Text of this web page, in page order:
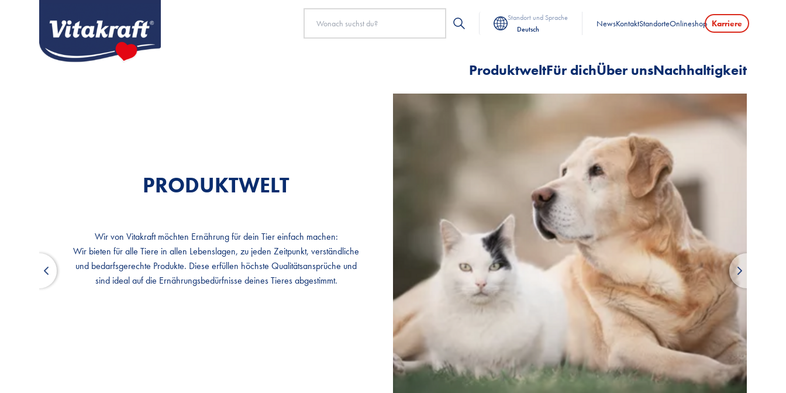
Standort und Sprache
Deutsch
NewsKontaktStandorteOnlineshop Karriere
ProduktweltFür dichÜber unsNachhaltigkeit
PRODUKTWELT
Wir von Vitakraft möchten Ernährung für dein Tier einfach machen:
Wir bieten für alle Tiere in allen Lebenslagen, zu jeden Zeitpunkt, verständliche
und bedarfsgerechte Produkte. Diese erfüllen höchste Qualitätsansprüche und
sind ideal auf die Ernährungsbedürfnisse deines Tieres abgestimmt.
PRODUKTWELT
Wir von Vitakraft möchten Ernährung für dein Tier einfach machen:
Wir bieten für alle Tiere in allen Lebenslagen, zu jeden Zeitpunkt, verständliche
und bedarfsgerechte Produkte. Diese erfüllen höchste Qualitätsansprüche und
sind ideal auf die Ernährungsbedürfnisse deines Tieres abgestimmt.